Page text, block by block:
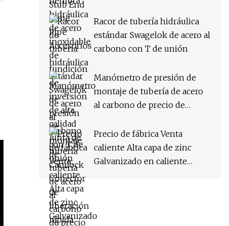
Camlock Conector de
liberación rápida Accesorios
de acoplamiento Accesorios
Racor de tubería hidráulica
estándar Swagelok de acero al
carbono con T de unión
Manómetro de presión de
montaje de tubería de acero
al carbono de precio de
Precio de fábrica Venta
caliente Alta capa de zinc
Galvanizado en caliente